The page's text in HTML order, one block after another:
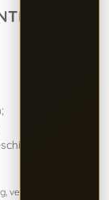
verpakking of